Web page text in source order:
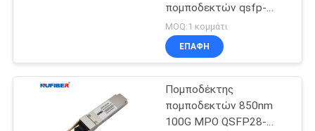
πομποδεκτών qsfp-
40g-LR4 QSFP+
MOQ:1 κομμάτι
ΕΠΑΦΉ
Πομποδέκτης
πομποδεκτών 850nm
100G MPO QSFP28-